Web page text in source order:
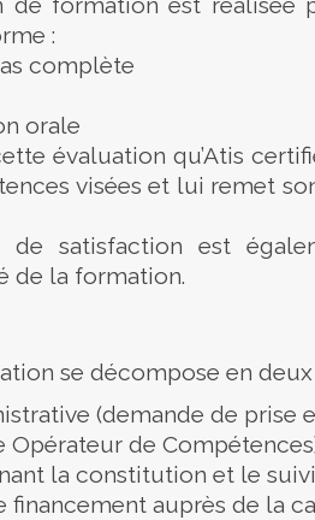
:
complète
orale
évaluation qu’Atis
visées et lui remet
de satisfaction est
de la formation.
se décompose en deux
(demande de prise
de
la constitution et le
financement auprès de la